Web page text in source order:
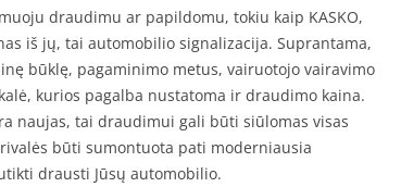
draudimu ar papildomu, tokiu kaip KASKO,
iš jų, tai automobilio signalizacija. Suprantama,
būklę, pagaminimo metus, vairuotojo vairavimo
kurios pagalba nustatoma ir draudimo kaina.
naujas, tai draudimui gali būti siūlomas visas
būti sumontuota pati moderniausia
drausti Jūsų automobilio.